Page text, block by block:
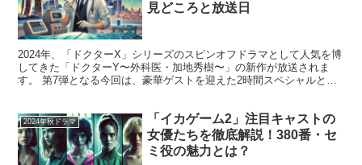
見どころと放送日
2024年、「ドクターX」シリーズのスピンオフドラマとして人気を博
してきた「ドクターY〜外科医・加地秀樹〜」の新作が放送されま
す。 第7弾となる今回は、豪華ゲストを迎えた2時間スペシャルとし
2024年秋ドラマ
「イカゲーム2」注目キャストの
女優たちを徹底解説！380番・セ
ミ役の魅力とは？